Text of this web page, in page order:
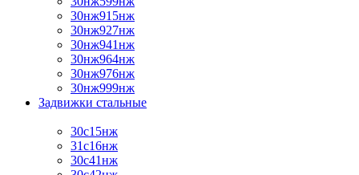
30нж915нж
30нж927нж
30нж941нж
30нж964нж
30нж976нж
30нж999нж
Задвижки стальные
30с15нж
31с16нж
30с41нж